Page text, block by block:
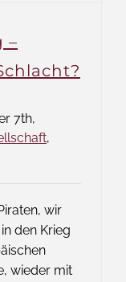
–
7th,
,
wir
den Krieg
wieder mit